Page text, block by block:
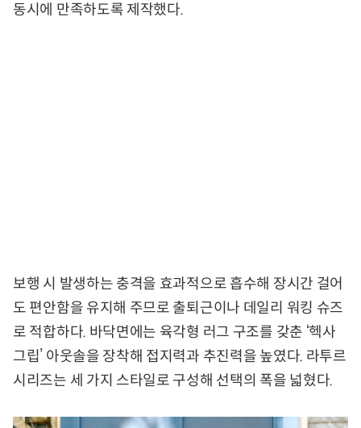
동시에 만족하도록 제작했다.
보행 시 발생하는 충격을 효과적으로 흡수해 장시간 걸어
도 편안함을 유지해 주므로 출퇴근이나 데일리 워킹 슈즈
로 적합하다. 바닥면에는 육각형 러그 구조를 갖춘 ‘헥사
그립’ 아웃솔을 장착해 접지력과 추진력을 높였다. 라투르
시리즈는 세 가지 스타일로 구성해 선택의 폭을 넓혔다.